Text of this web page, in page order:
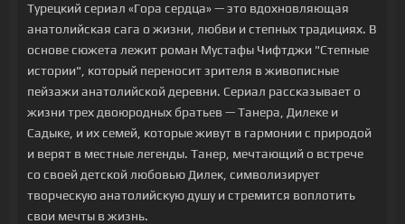
Турецкий сериал «Гора сердца» — это вдохновляющая
анатолийская сага о жизни, любви и степных традициях. В
основе сюжета лежит роман Мустафы Чифтджи "Степные
истории", который переносит зрителя в живописные
пейзажи анатолийской деревни. Сериал рассказывает о
жизни трех двоюродных братьев — Танера, Дилеке и
Садыке, и их семей, которые живут в гармонии с природой
и верят в местные легенды. Танер, мечтающий о встрече
со своей детской любовью Дилек, символизирует
творческую анатолийскую душу и стремится воплотить
свои мечты в жизнь.